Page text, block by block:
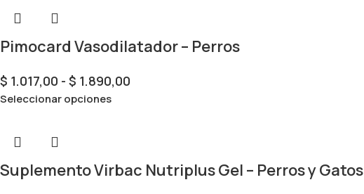
Pimocard Vasodilatador – Perros
$ 1.017,00 - $ 1.890,00
Seleccionar opciones
Suplemento Virbac Nutriplus Gel – Perros y Gatos